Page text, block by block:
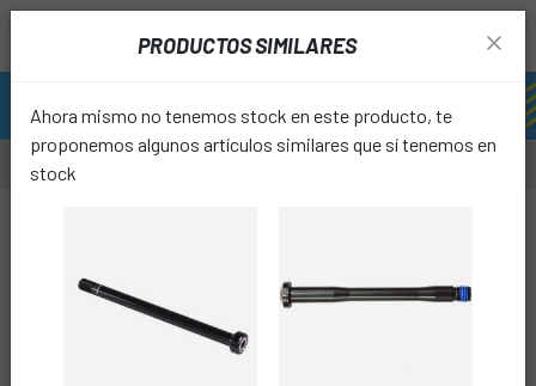
PRODUCTOS SIMILARES
Ahora mismo no tenemos stock en este producto, te
proponemos algunos artículos similares que sí tenemos en
stock